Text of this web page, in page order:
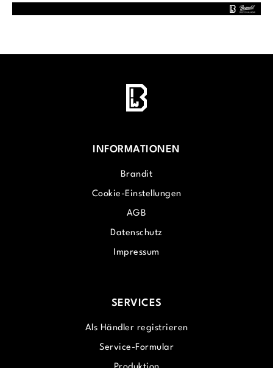
INFORMATIONEN
Brandit
Cookie-Einstellungen
AGB
Datenschutz
Impressum
SERVICES
Als Händler registrieren
Service-Formular